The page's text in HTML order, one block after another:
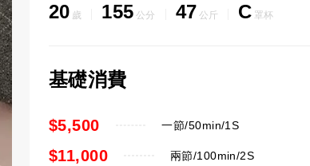
20 歲 155 公分 47 公斤 C 罩杯
基礎消費
一節/50min/1S
$5,500
兩節/100min/2S
$11,000